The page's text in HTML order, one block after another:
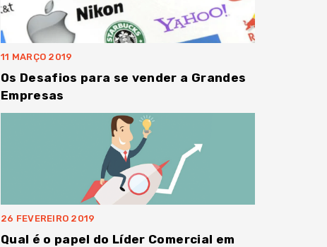
11 MARÇO 2019
Os Desafios para se vender a Grandes
Empresas
26 FEVEREIRO 2019
Qual é o papel do Líder Comercial em